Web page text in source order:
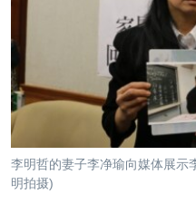
到
检
索
美洲
劳工
美中关系
美国建国250周年
埃博拉疫情
美国之音专访
VOA今日焦点
中文广播
李明哲的妻子李净瑜向媒体展示
明拍摄)